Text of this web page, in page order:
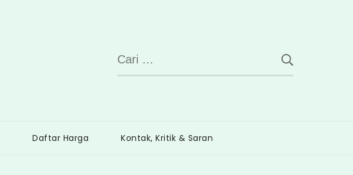
Cari
untuk:
Daftar Harga Kontak, Kritik & Saran